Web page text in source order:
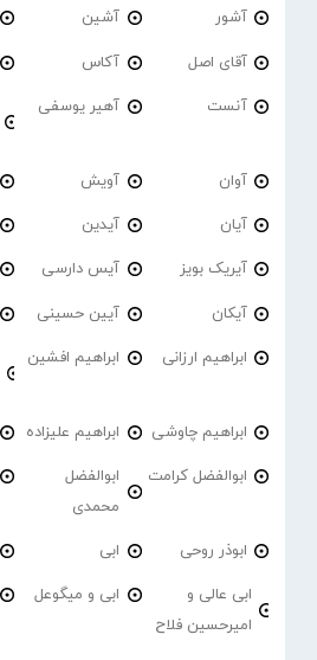
آشور آشین
آقای اصل آکاس
آنست آهیر یوسفی
آوان آویش
آیان آیدین
آیریک بویز آیس دارسی
آیکان آیین حسینی
ابراهیم ارزانی ابراهیم افشین
ابراهیم چاوشی ابراهیم علیزاده
ابوالفضل کرامت
ابوالفضل
محمدی
ابوذر روحی ابی
ابی عالی و
امیرحسین فلاح
ابی و میگوعل